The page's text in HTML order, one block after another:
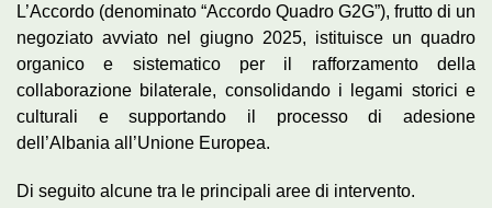
L’Accordo (denominato “Accordo Quadro G2G”), frutto di un
negoziato avviato nel giugno 2025, istituisce un quadro
organico e sistematico per il rafforzamento della
collaborazione bilaterale, consolidando i legami storici e
culturali e supportando il processo di adesione
dell’Albania all’Unione Europea.
Di seguito alcune tra le principali aree di intervento.